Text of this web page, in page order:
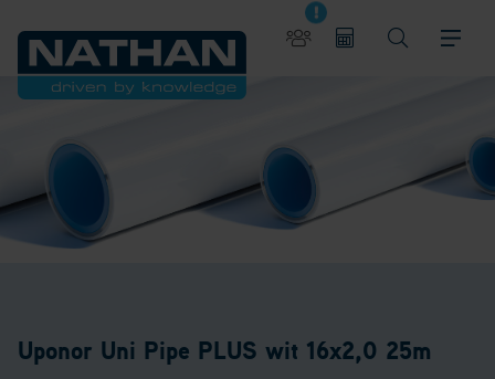
Uponor Uni Pipe PLUS wit 16x2,0 25m